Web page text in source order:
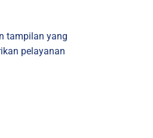
tampilan yang
pelayanan